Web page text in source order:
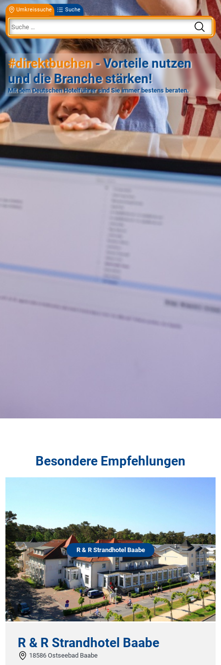
Umkreissuche Suche
#direktbuchen- Vorteile nutzen
und die Branche stärken!
Mit dem Deutschen Hotelführer sind Sie immer bestens beraten.
Besondere Empfehlungen
R & R Strandhotel Baabe
R & R Strandhotel Baabe
18586 Ostseebad Baabe